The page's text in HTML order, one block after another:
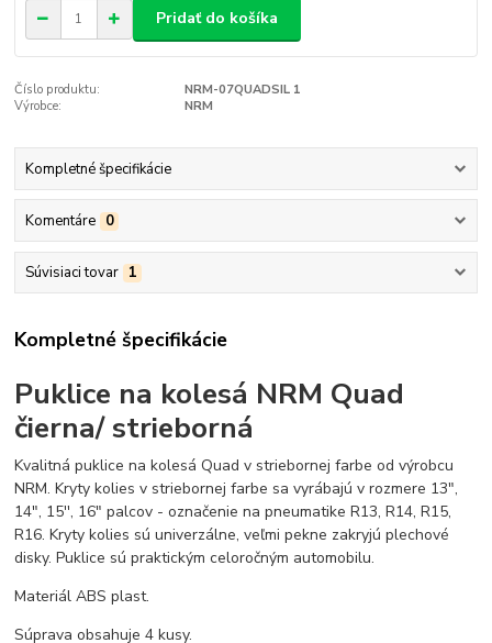
Pridať do košíka
Číslo produktu:
NRM-07QUADSIL 1
Výrobce:
NRM
Kompletné špecifikácie
Komentáre 0
Súvisiaci tovar 1
Kompletné špecifikácie
Puklice na kolesá NRM Quad
čierna/ strieborná
Kvalitná puklice na kolesá Quad v striebornej farbe od výrobcu
NRM. Kryty kolies v striebornej farbe sa vyrábajú v rozmere 13",
14", 15'', 16" palcov - označenie na pneumatike R13, R14, R15,
R16. Kryty kolies sú univerzálne, veľmi pekne zakryjú plechové
disky. Puklice sú praktickým celoročným automobilu.
Materiál ABS plast.
Súprava obsahuje 4 kusy.